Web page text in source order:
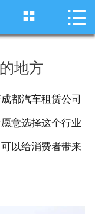
 首页
川藏线租车
服务项目
 
地方
都汽车租赁公司
意选择这个行业
以给消费者带来